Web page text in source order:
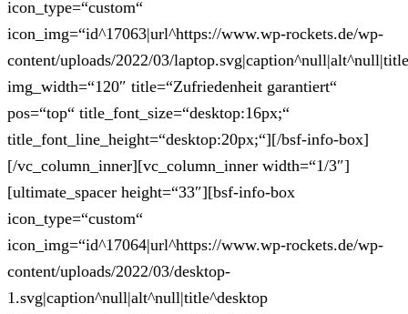
icon_type=“custom“
icon_img=“id^17063|url^https://www.wp-rockets.de/wp-
content/uploads/2022/03/
img_width=“120″ title=“Zufriedenheit garantiert“
pos=“top“ title_font_size=“desktop:16px;“
title_font_line_height=“desktop:20px;“][/bsf-info-box]
[/vc_column_inner][vc_column_inner width=“1/3″]
[ultimate_spacer height=“33″][bsf-info-box
icon_type=“custom“
icon_img=“id^17064|url^https://www.wp-rockets.de/wp-
content/uploads/2022/03/desktop-
1.svg|caption^null|alt^null|title^desktop